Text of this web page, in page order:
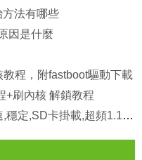
法有哪些
因是什麼
程，附fastboot驅動下載
+刷內核 解鎖教程
索尼MT27i刷內核教程，附快速,穩定,SD卡掛載,超頻1.15Ghz[內核]下載